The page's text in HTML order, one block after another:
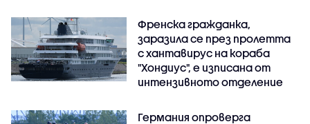
Френска гражданка,
заразила се през пролетта
с хантавирус на кораба
"Хондиус", е изписана от
интензивното отделение
Германия опроверга